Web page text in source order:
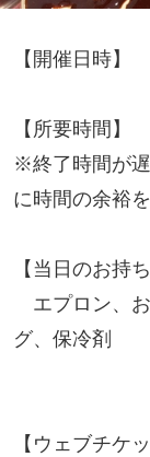
【開催日時】
【所要時間】
※終了時間が
に時間の余裕
【当日のお持
エプロン、
グ、保冷剤
【ウェブチケ